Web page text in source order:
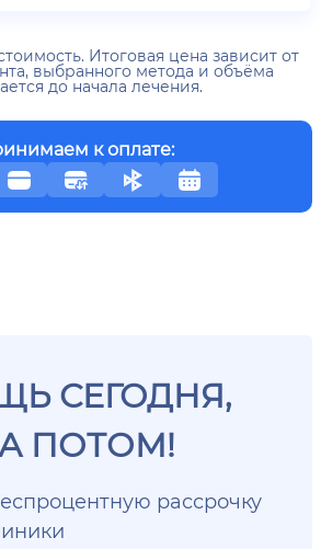
Итоговая цена зависит от
выбранного метода и объёма
до начала лечения.
к оплате:
СЕГОДНЯ,
ПОТОМ!
рассрочку